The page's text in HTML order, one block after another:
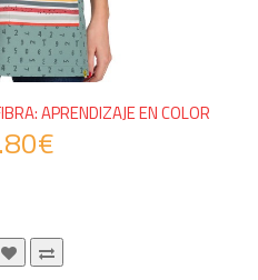
APRENDIZAJE EN COLOR